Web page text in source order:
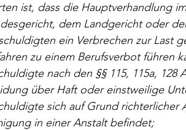
ist, dass die Hauptverhandlung
dem Landgericht oder
ein Verbrechen zur Last
zu einem Berufsverbot führen
nach den §§ 115, 115a,
über Haft oder einstweilige
sich auf Grund
in einer Anstalt befindet;